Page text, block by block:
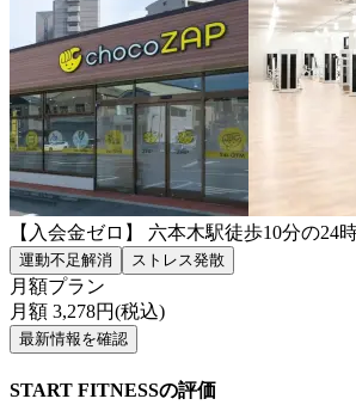
【入会金ゼロ】 六本木駅徒歩10分の
運動不足解消 ストレス発散
月額プラン
月額 3,278円(税込)
最新情報を確認
START FITNESSの評価